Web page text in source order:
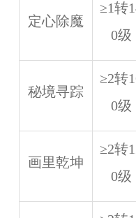
定心除魔
≥1转
0级
秘境寻踪
≥2转
0级
画里乾坤
≥2转
0级